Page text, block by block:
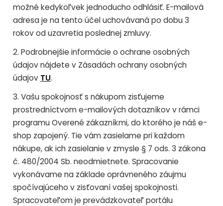
možné kedykoľvek jednoducho odhlásiť. E-mailová
adresa je na tento účel uchovávaná po dobu 3
rokov od uzavretia poslednej zmluvy.
2. Podrobnejšie informácie o ochrane osobných
údajov nájdete v Zásadách ochrany osobných
údajov TU.
3. Vašu spokojnosť s nákupom zisťujeme
prostredníctvom e-mailových dotazníkov v rámci
programu Overené zákazníkmi, do ktorého je náš e-
shop zapojený. Tie vám zasielame pri každom
nákupe, ak ich zasielanie v zmysle § 7 ods. 3 zákona
č. 480/2004 Sb. neodmietnete. Spracovanie
vykonávame na základe oprávneného záujmu
spočívajúceho v zisťovaní vašej spokojnosti.
Spracovateľom je prevádzkovateľ portálu